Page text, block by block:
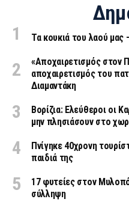
Τα κουκιά του λαού μας
«Aποχαιρετισμός στον
αποχαιρετισμός του
Διαμαντάκη
Βορίζια: Ελεύθεροι οι
μην πλησιάσουν στο
Πνίγηκε 40χρονη
παιδιά της
17 φυτείες στον
σύλληψη